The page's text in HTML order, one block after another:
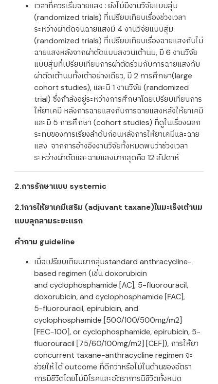
เวลาที่ควรเริ่มฉายแสง : ยังไม่มีงานวิจัยแบบสุ่ม
(randomized trials) ที่เปรียบเทียบเรื่องช่วงเวลา
ระหว่างผ่าตัดจนฉายแสงมี 4 งานวิจัยแบบสุ่ม
(randomized trials) ที่เปรียบเทียบเรื่องฉายแสงกับไม่
ฉายแสงหลังจากผ่าตัดแบบสงวนเต้านม, มี 6 งานวิจัย
แบบสุ่มที่เปรียบเทียบการผ่าตัดร่วมกับการฉายแสงกับ
ผ่าตัดเต้านมทั้งเต้าอย่างเดียว, มี 2 การศึกษา(large
cohort studies), และมี 1 งานวิจัย (randomized
trial) ซึ่งกำลังอยู่ระหว่างการศึกษาโดยเปรียบเทียบการ
ให้ยาเคมี หลังการฉายแสงกับการฉายแสงหลังให้ยาเคมี
และมี 5 การศึกษา (cohort studies) ที่ดูในเรื่องผลก
ระทบของการเรียงลำดับก่อนหลังการให้ยาเคมีและฉาย
แสง จากการอ้างอิงงานวิจัยทั้งหมดพบว่าช่วงเวลา
ระหว่างผ่าตัดและฉายแสงมากสุดคือ 12 สัปดาห์
2.การรักษาแบบ systemic
2.1การให้ยาเคมีเสริม (adjuvant taxane)ในมะเร็งเต้านม
แบบลุกลามระยะแรก
คำถาม guideline
เมื่อเปรียบเทียบยากลุ่มstandard anthracycline-
based regimen (เช่น doxorubicin
and cyclophosphamide [AC], 5-fluorouracil,
doxorubicin, and cyclophosphamide [FAC],
5-fluorouracil, epirubicin, and
cyclophosphamide [500/100/500mg/m2]
[FEC-100], or cyclophosphamide, epirubicin, 5-
fluorouracil [75/60/100mg/m2] [CEF]), การให้ยา
concurrent taxane-anthracycline regimen จะ
ช่วยให้ได้ outcome ที่ดีกว่าหรือไม่ในด้านของอัตรา
การมีชีวิตโดยไม่มีโรคและอัตราการมีชีวิตทั้งหมด